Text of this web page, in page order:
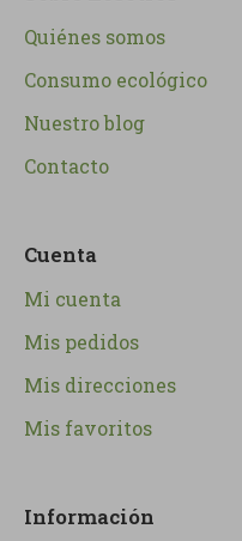
Quiénes somos
Consumo ecológico
Nuestro blog
Contacto
Cuenta
Mi cuenta
Mis pedidos
Mis direcciones
Mis favoritos
Información